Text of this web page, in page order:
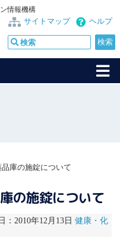
情報機構
ヘルプ
サイトマップ
庫の施錠について
の施錠について
2010年12月13日 健康・化